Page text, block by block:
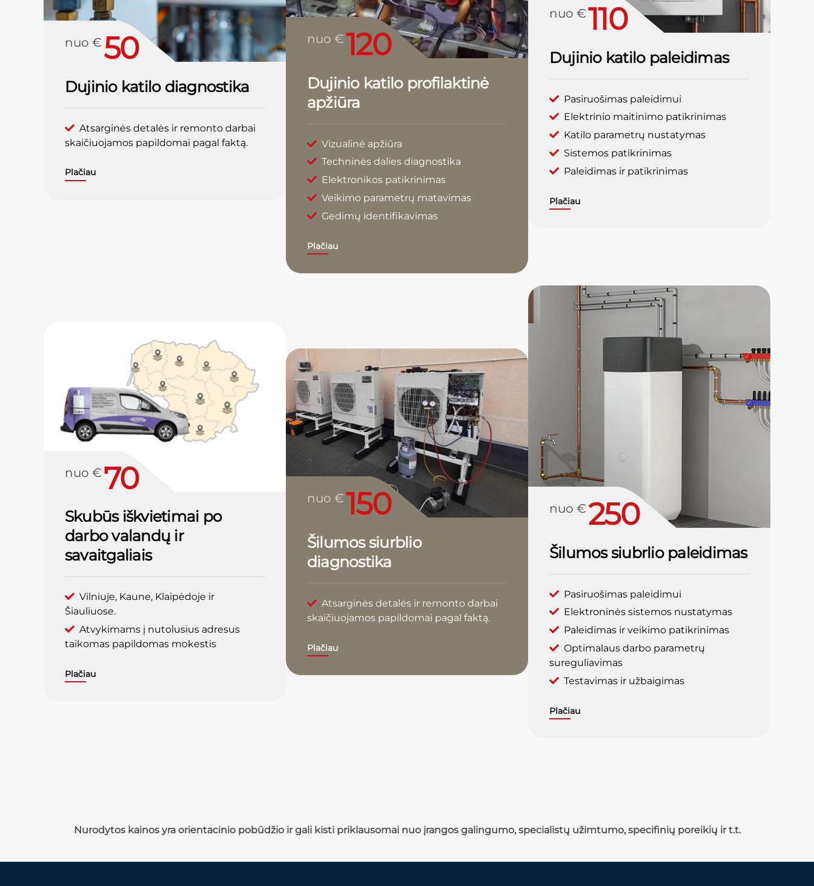
nuo € 50
Dujinio katilo diagnostika
Atsarginės detalės ir remonto darbai
skaičiuojamos papildomai pagal faktą.
Plačiau
nuo €120
Dujinio katilo profilaktinė
apžiūra
Vizualinė apžiūra
Techninės dalies diagnostika
Elektronikos patikrinimas
Veikimo parametrų matavimas
Gedimų identifikavimas
Plačiau
nuo €110
Dujinio katilo paleidimas
Pasiruošimas paleidimui
Elektrinio maitinimo patikrinimas
Katilo parametrų nustatymas
Sistemos patikrinimas
Paleidimas ir patikrinimas
Plačiau
nuo € 70
Skubūs iškvietimai po
darbo valandų ir
savaitgaliais
Vilniuje, Kaune, Klaipėdoje ir
Šiauliuose.
Atvykimams į nutolusius adresus
taikomas papildomas mokestis
Plačiau
nuo €150
Šilumos siurblio
diagnostika
Atsarginės detalės ir remonto darbai
skaičiuojamos papildomai pagal faktą.
Plačiau
nuo €250
Šilumos siubrlio paleidimas
Pasiruošimas paleidimui
Elektroninės sistemos nustatymas
Paleidimas ir veikimo patikrinimas
Optimalaus darbo parametrų
sureguliavimas
Testavimas ir užbaigimas
Plačiau
Nurodytos kainos yra orientacinio pobūdžio irgali kisti priklausomai nuo įrangos galingumo, specialistų užimtumo, specifinių poreikių ir t.t.